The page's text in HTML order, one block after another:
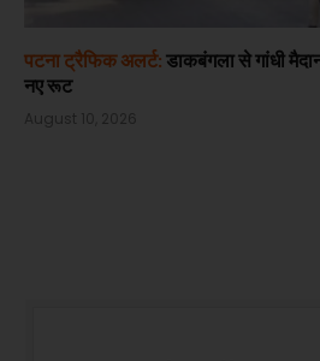
पटना ट्रैफिक अलर्ट: डाकबंगला से गांधी
नए रूट
August 10, 2026